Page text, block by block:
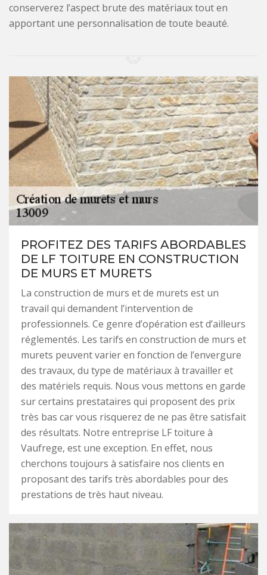
conserverez l’aspect brute des matériaux tout en
apportant une personnalisation de toute beauté.
PROFITEZ DES TARIFS ABORDABLES
DE LF TOITURE EN CONSTRUCTION
DE MURS ET MURETS
La construction de murs et de murets est un
travail qui demandent l’intervention de
professionnels. Ce genre d’opération est d’ailleurs
réglementés. Les tarifs en construction de murs et
murets peuvent varier en fonction de l’envergure
des travaux, du type de matériaux à travailler et
des matériels requis. Nous vous mettons en garde
sur certains prestataires qui proposent des prix
très bas car vous risquerez de ne pas être satisfait
des résultats. Notre entreprise LF toiture à
Vaufrege, est une exception. En effet, nous
cherchons toujours à satisfaire nos clients en
proposant des tarifs très abordables pour des
prestations de très haut niveau.